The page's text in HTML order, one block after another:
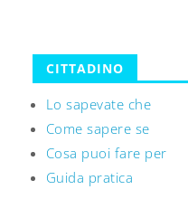
CITTADINO
Lo sapevate che
Come sapere se
Cosa puoi fare per
Guida pratica